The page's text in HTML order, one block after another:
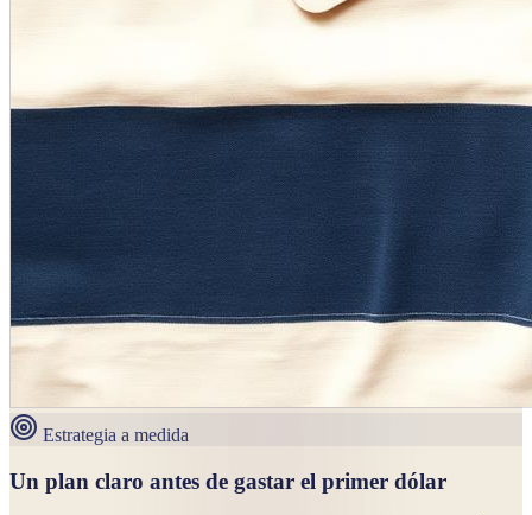
Estrategia a medida
Un plan claro antes de gastar el primer dólar